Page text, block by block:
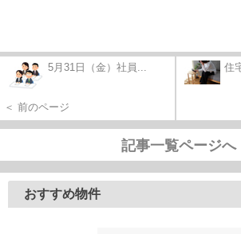
5月31日（金）社員...
＜ 前のページ
住
記事一覧ページへ
おすすめ物件